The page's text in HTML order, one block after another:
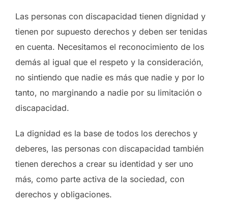
Las personas con discapacidad tienen dignidad y
tienen por supuesto derechos y deben ser tenidas
en cuenta. Necesitamos el reconocimiento de los
demás al igual que el respeto y la consideración,
no sintiendo que nadie es más que nadie y por lo
tanto, no marginando a nadie por su limitación o
discapacidad.
La dignidad es la base de todos los derechos y
deberes, las personas con discapacidad también
tienen derechos a crear su identidad y ser uno
más, como parte activa de la sociedad, con
derechos y obligaciones.